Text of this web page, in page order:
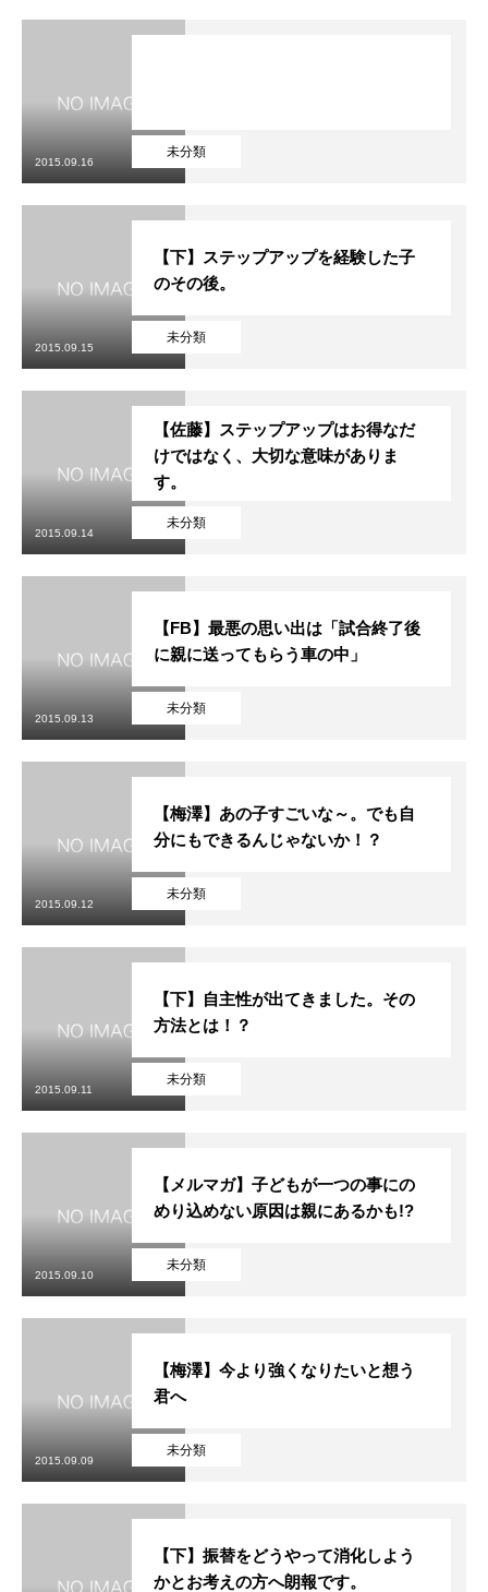
未分類
2015.09.16
未分類
【下】ステップアップを経験した子
のその後。
2015.09.15
未分類
【佐藤】ステップアップはお得なだ
けではなく、大切な意味がありま
す。
2015.09.14
未分類
【FB】最悪の思い出は「試合終了後
に親に送ってもらう車の中」
2015.09.13
未分類
【梅澤】あの子すごいな～。でも自
分にもできるんじゃないか！？
2015.09.12
未分類
【下】自主性が出てきました。その
方法とは！？
2015.09.11
未分類
【メルマガ】子どもが一つの事にの
めり込めない原因は親にあるかも!?
2015.09.10
未分類
【梅澤】今より強くなりたいと想う
君へ
2015.09.09
【下】振替をどうやって消化しよう
かとお考えの方へ朗報です。